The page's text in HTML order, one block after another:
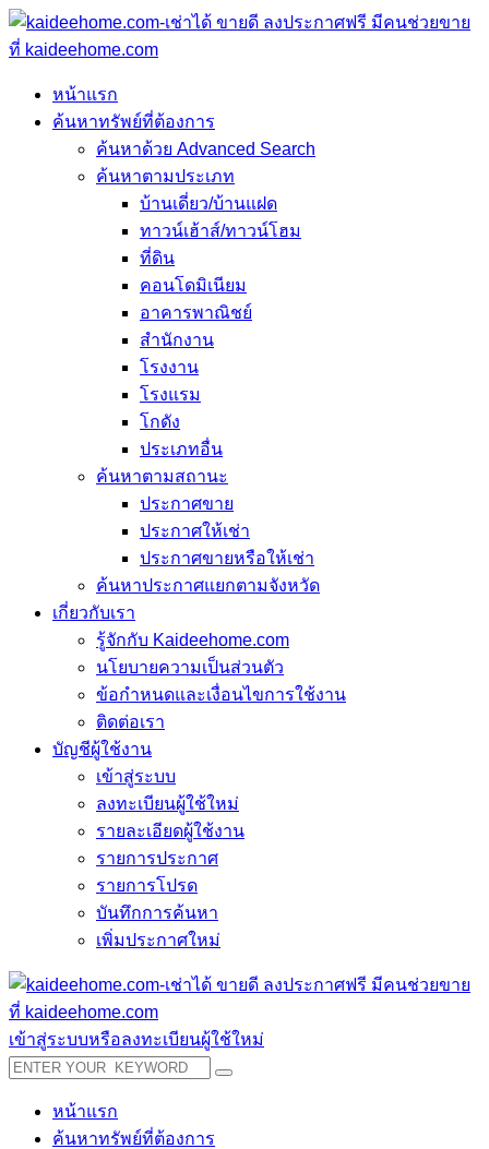
หน้าแรก
ค้นหาทรัพย์ที่ต้องการ
ค้นหาด้วย Advanced Search
ค้นหาตามประเภท
บ้านเดี่ยว/บ้านแฝด
ทาวน์เฮ้าส์/ทาวน์โฮม
ที่ดิน
คอนโดมิเนียม
อาคารพาณิชย์
สำนักงาน
โรงงาน
โรงแรม
โกดัง
ประเภทอื่น
ค้นหาตามสถานะ
ประกาศขาย
ประกาศให้เช่า
ประกาศขายหรือให้เช่า
ค้นหาประกาศแยกตามจังหวัด
เกี่ยวกับเรา
รู้จักกับ Kaideehome.com
นโยบายความเป็นส่วนตัว
ข้อกำหนดและเงื่อนไขการใช้งาน
ติดต่อเรา
บัญชีผู้ใช้งาน
เข้าสู่ระบบ
ลงทะเบียนผู้ใช้ใหม่
รายละเอียดผู้ใช้งาน
รายการประกาศ
รายการโปรด
บันทึกการค้นหา
เพิ่มประกาศใหม่
เข้าสู่ระบบหรือลงทะเบียนผู้ใช้ใหม่
หน้าแรก
ค้นหาทรัพย์ที่ต้องการ